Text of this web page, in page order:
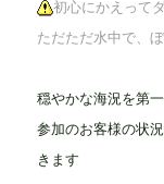
初心にかえって
ただただ水中で、
穏やかな海況を第
参加のお客様の状
きます